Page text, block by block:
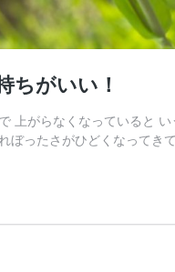
ちがいい！
上がらなくなっていると
ぼったさがひどくなって